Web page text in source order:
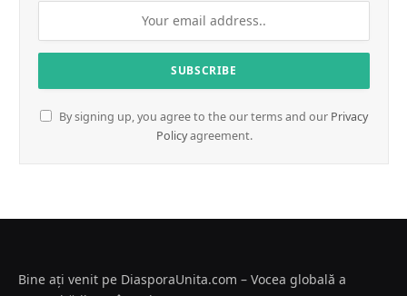
By signing up, you agree to the our terms and our Privacy
Policyagreement.
Bine ați venit pe DiasporaUnita.com – Vocea globală a